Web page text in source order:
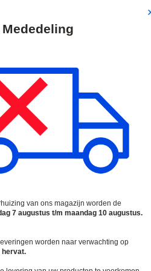
Verzendingen worden